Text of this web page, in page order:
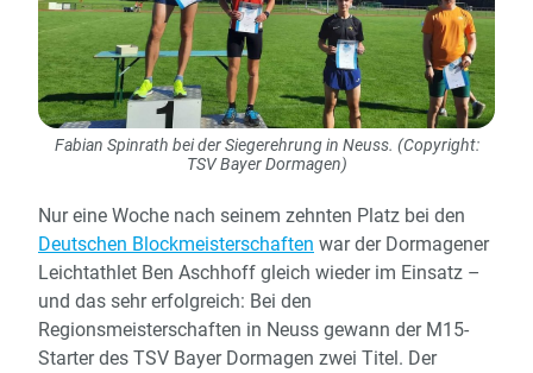
Fabian Spinrath bei der Siegerehrung in Neuss. (Copyright:
TSV Bayer Dormagen)
Nur eine Woche nach seinem zehnten Platz bei den
Deutschen Blockmeisterschaften war der Dormagener
Leichtathlet Ben Aschhoff gleich wieder im Einsatz –
und das sehr erfolgreich: Bei den
Regionsmeisterschaften in Neuss gewann der M15-
Starter des TSV Bayer Dormagen zwei Titel. Der